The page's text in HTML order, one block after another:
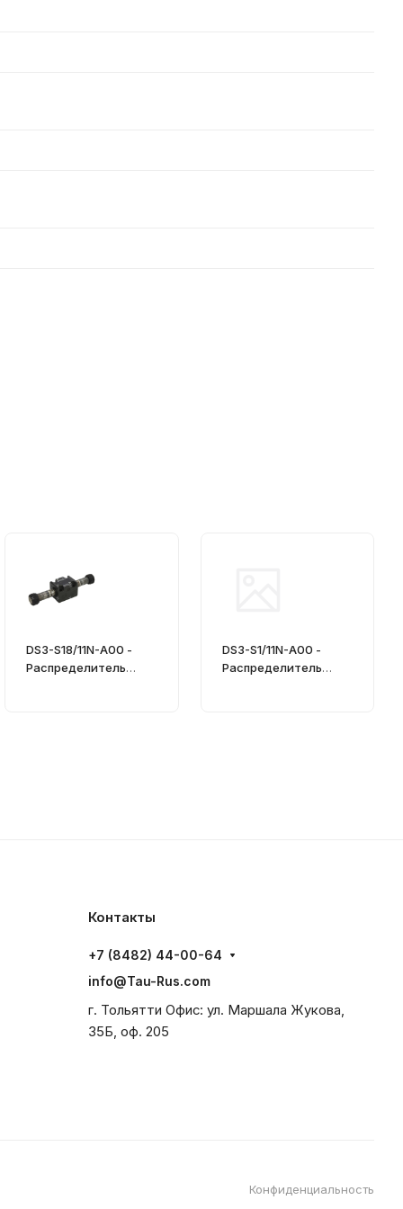
DS3-S18/11N-A00 -
Распределитель
DS3-S1/11N-A00 -
Распределитель
Контакты
+7 (8482) 44-00-64
info@Tau-Rus.com
г. Тольятти Офис: ул. Маршала Жукова,
35Б, оф. 205
Конфиденциальность